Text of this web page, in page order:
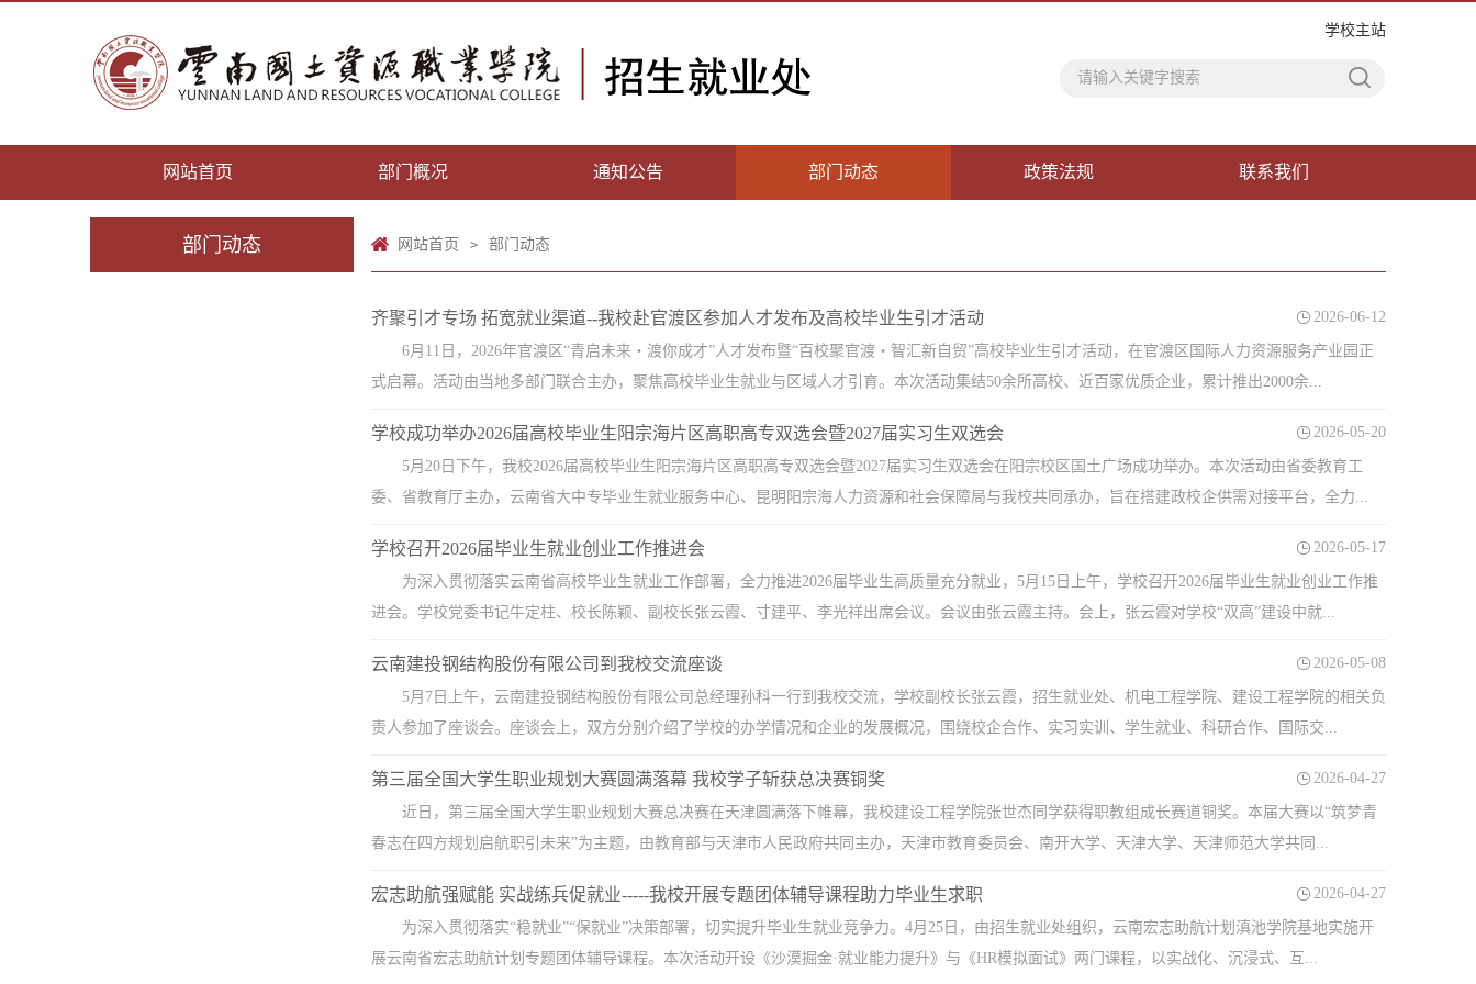
学校主站
网站首页 部门概况 通知公告 部门动态 政策法规 联系我们
部门动态 网站首页 > 部门动态
齐聚引才专场 拓宽就业渠道--我校赴官渡区参加人才发布及高校毕业生引才活动 2026-06-12
6月11日，2026年官渡区“青启未来・渡你成才”人才发布暨“百校聚官渡・智汇新自贸”高校毕业生引才活动，在官渡区国际人力资源服务产业园正
式启幕。活动由当地多部门联合主办，聚焦高校毕业生就业与区域人才引育。本次活动集结50余所高校、近百家优质企业，累计推出2000余...
学校成功举办2026届高校毕业生阳宗海片区高职高专双选会暨2027届实习生双选会 2026-05-20
5月20日下午，我校2026届高校毕业生阳宗海片区高职高专双选会暨2027届实习生双选会在阳宗校区国土广场成功举办。本次活动由省委教育工
委、省教育厅主办，云南省大中专毕业生就业服务中心、昆明阳宗海人力资源和社会保障局与我校共同承办，旨在搭建政校企供需对接平台，全力...
学校召开2026届毕业生就业创业工作推进会 2026-05-17
为深入贯彻落实云南省高校毕业生就业工作部署，全力推进2026届毕业生高质量充分就业，5月15日上午，学校召开2026届毕业生就业创业工作推
进会。学校党委书记牛定柱、校长陈颖、副校长张云霞、寸建平、李光祥出席会议。会议由张云霞主持。会上，张云霞对学校“双高”建设中就...
云南建投钢结构股份有限公司到我校交流座谈 2026-05-08
5月7日上午，云南建投钢结构股份有限公司总经理孙科一行到我校交流，学校副校长张云霞，招生就业处、机电工程学院、建设工程学院的相关负
责人参加了座谈会。座谈会上，双方分别介绍了学校的办学情况和企业的发展概况，围绕校企合作、实习实训、学生就业、科研合作、国际交...
第三届全国大学生职业规划大赛圆满落幕 我校学子斩获总决赛铜奖 2026-04-27
近日，第三届全国大学生职业规划大赛总决赛在天津圆满落下帷幕，我校建设工程学院张世杰同学获得职教组成长赛道铜奖。本届大赛以“筑梦青
春志在四方规划启航职引未来”为主题，由教育部与天津市人民政府共同主办，天津市教育委员会、南开大学、天津大学、天津师范大学共同...
宏志助航强赋能 实战练兵促就业-----我校开展专题团体辅导课程助力毕业生求职 2026-04-27
为深入贯彻落实“稳就业”“保就业”决策部署，切实提升毕业生就业竞争力。4月25日，由招生就业处组织，云南宏志助航计划滇池学院基地实施开
展云南省宏志助航计划专题团体辅导课程。本次活动开设《沙漠掘金·就业能力提升》与《HR模拟面试》两门课程，以实战化、沉浸式、互...